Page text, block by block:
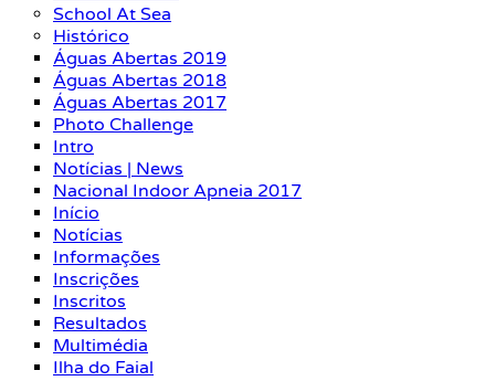
School At Sea
Histórico
Águas Abertas 2019
Águas Abertas 2018
Águas Abertas 2017
Photo Challenge
Intro
Notícias | News
Nacional Indoor Apneia 2017
Início
Notícias
Informações
Inscrições
Inscritos
Resultados
Multimédia
Ilha do Faial